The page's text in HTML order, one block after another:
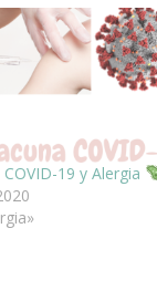
COVID-19 y Alergia